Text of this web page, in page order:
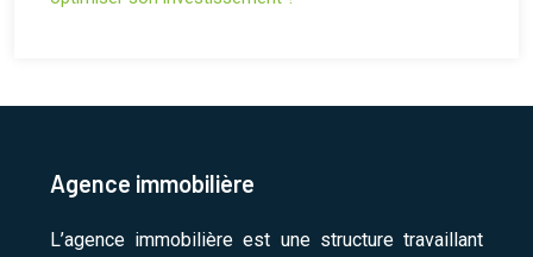
Agence immobilière
L’agence immobilière est une structure travaillant